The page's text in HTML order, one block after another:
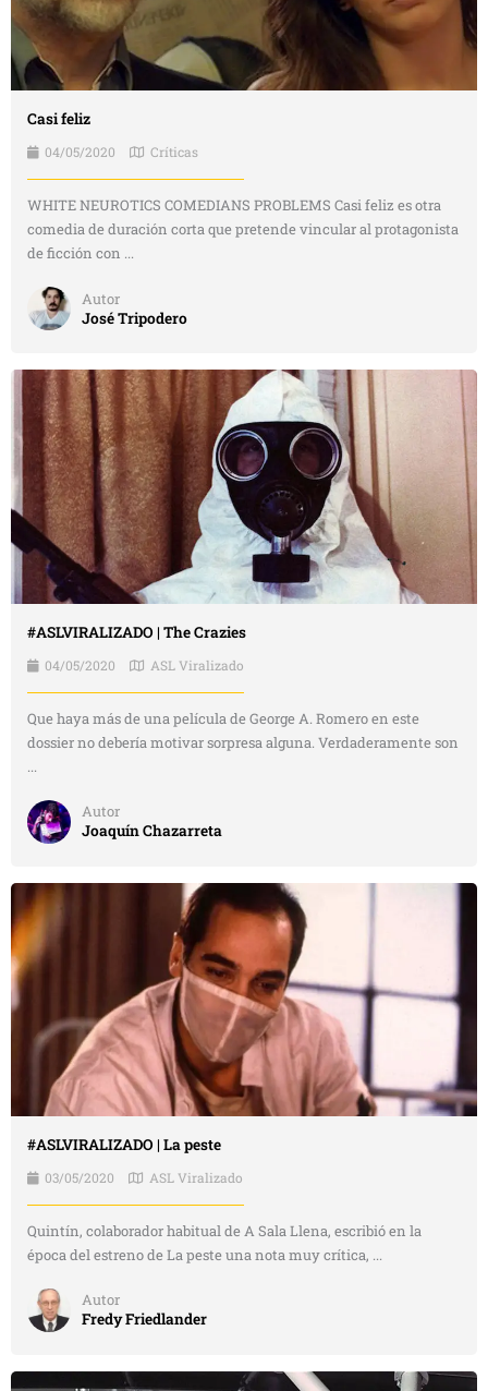
Casi feliz
04/05/2020 Críticas
WHITE NEUROTICS COMEDIANS PROBLEMS Casi feliz es otra
comedia de duración corta que pretende vincular al protagonista
de ficción con ...
Autor
José Tripodero
#ASLVIRALIZADO | The Crazies
04/05/2020 ASL Viralizado
Que haya más de una película de George A. Romero en este
dossier no debería motivar sorpresa alguna. Verdaderamente son
...
Autor
Joaquín Chazarreta
#ASLVIRALIZADO | La peste
03/05/2020 ASL Viralizado
Quintín, colaborador habitual de A Sala Llena, escribió en la
época del estreno de La peste una nota muy crítica, ...
Autor
Fredy Friedlander